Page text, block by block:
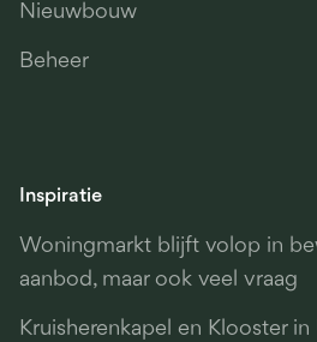
Nieuwbouw
Beheer
Inspiratie
Woningmarkt blijft volop in
aanbod, maar ook veel vraag
Kruisherenkapel en Klooster in